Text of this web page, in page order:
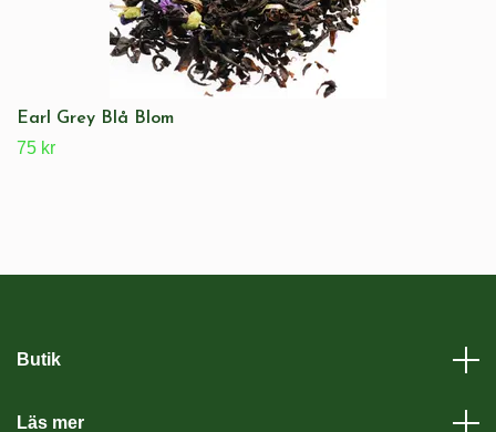
Earl Grey Blå Blom
75 kr
Butik
Läs mer